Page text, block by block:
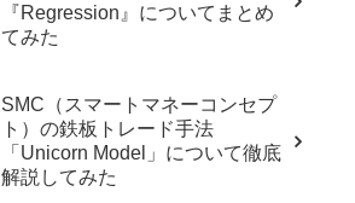
『Regression』についてまとめ
てみた
SMC（スマートマネーコンセプ
ト）の鉄板トレード手法
「Unicorn Model」について徹底
解説してみた